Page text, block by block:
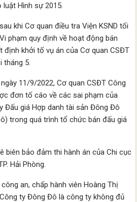
luật Hình sự 2015.
khi Cơ quan điều tra Viện KSND tối
phạm quy định về hoạt động bán
định khởi tố vụ án của Cơ quan CSĐT
tháng 5.
11/9/2022, Cơ quan CSĐT Công
đơn tố cáo về các sai phạm của
Đấu giá Hợp danh tài sản Đông Đô
trong quá trình tổ chức bán đấu giá
biên bảo đảm thi hành án của Chi cục
Hải Phòng.
an, chấp hành viên Hoàng Thị
ty Đông Đô là công ty không đủ